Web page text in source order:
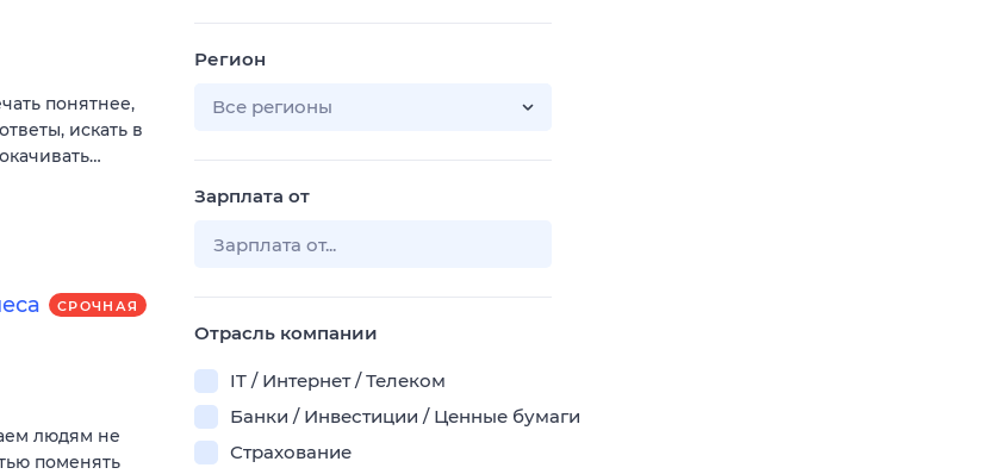
понятнее,
искать в
СРОЧНАЯ
людям не
поменять
Регион
Все регионы
Зарплата от
Отрасль компании
IT / Интернет / Телеком
Банки / Инвестиции / Ценные бумаги
Страхование